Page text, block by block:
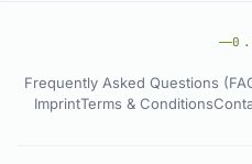
Frequently Asked Questions
ImprintTerms & Conditions